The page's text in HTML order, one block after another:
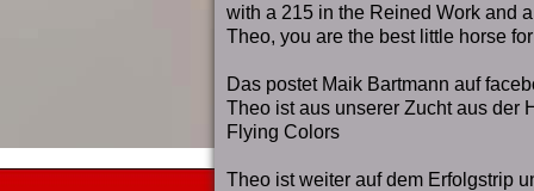
with a 215 in the Reined Work and
Theo, you are the best little horse
Das postet Maik Bartmann auf
Theo ist aus unserer Zucht aus der
Flying Colors
Theo ist weiter auf dem Erfolgstrip